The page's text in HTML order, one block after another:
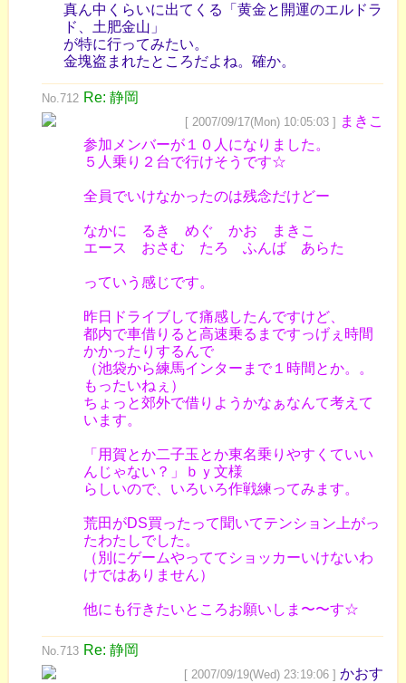
真ん中くらいに出てくる「黄金と開運のエルドラ
ド、土肥金山」
が特に行ってみたい。
金塊盗まれたところだよね。確か。
No.712 Re: 静岡
[ 2007/09/17(Mon) 10:05:03 ] まきこ
参加メンバーが１０人になりました。
５人乗り２台で行けそうです☆
全員でいけなかったのは残念だけどー
なかに るき めぐ かお まきこ
エース おさむ たろ ふんば あらた
っていう感じです。
昨日ドライブして痛感したんですけど、
都内で車借りると高速乗るまですっげぇ時間
かかったりするんで
（池袋から練馬インターまで１時間とか。。
もったいねぇ）
ちょっと郊外で借りようかなぁなんて考えて
います。
「用賀とか二子玉とか東名乗りやすくていい
んじゃない？」ｂｙ文様
らしいので、いろいろ作戦練ってみます。
荒田がDS買ったって聞いてテンション上がっ
たわたしでした。
（別にゲームやっててショッカーいけないわ
けではありません）
他にも行きたいところお願いしま〜〜す☆
No.713 Re: 静岡
[ 2007/09/19(Wed) 23:19:06 ] かおす